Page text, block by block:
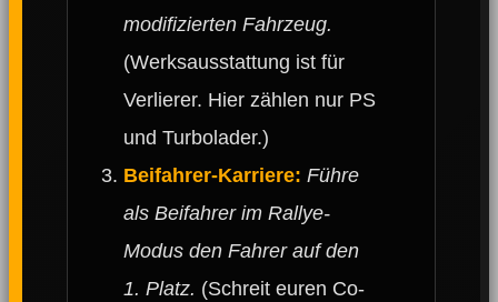
modifizierten Fahrzeug.
(Werksausstattung ist für
Verlierer. Hier zählen nur PS
und Turbolader.)
Beifahrer-Karriere: Führe
als Beifahrer im Rallye-
Modus den Fahrer auf den
1. Platz. (Schreit euren Co-